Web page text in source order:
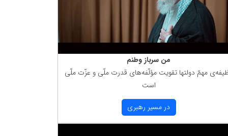
من سرباز وطنم
مهمّ دولتها تقویت مؤلّفه‌های قدرت ملّی و عزّت ملّی
است
در مسیر رهبری